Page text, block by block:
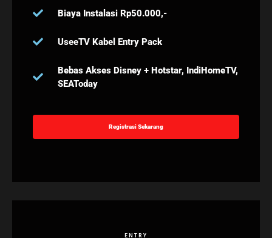
Biaya Instalasi Rp50.000,-
UseeTV Kabel Entry Pack
Bebas Akses Disney + Hotstar, IndiHomeTV,
SEAToday
Registrasi Sekarang
ENTRY